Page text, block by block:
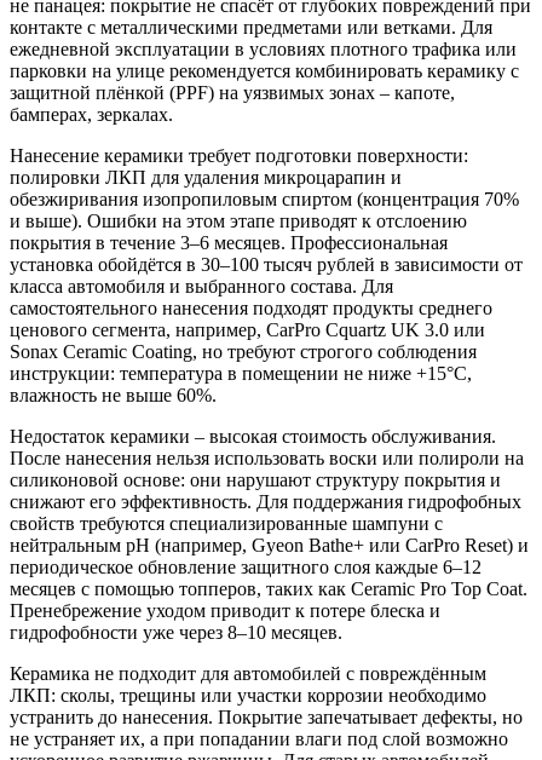
не панацея: покрытие не спасёт от глубоких повреждений при
контакте с металлическими предметами или ветками. Для
ежедневной эксплуатации в условиях плотного трафика или
парковки на улице рекомендуется комбинировать керамику с
защитной плёнкой (PPF) на уязвимых зонах – капоте,
бамперах, зеркалах.
Нанесение керамики требует подготовки поверхности:
полировки ЛКП для удаления микроцарапин и
обезжиривания изопропиловым спиртом (концентрация 70%
и выше). Ошибки на этом этапе приводят к отслоению
покрытия в течение 3–6 месяцев. Профессиональная
установка обойдётся в 30–100 тысяч рублей в зависимости от
класса автомобиля и выбранного состава. Для
самостоятельного нанесения подходят продукты среднего
ценового сегмента, например, CarPro Cquartz UK 3.0 или
Sonax Ceramic Coating, но требуют строгого соблюдения
инструкции: температура в помещении не ниже +15°C,
влажность не выше 60%.
Недостаток керамики – высокая стоимость обслуживания.
После нанесения нельзя использовать воски или полироли на
силиконовой основе: они нарушают структуру покрытия и
снижают его эффективность. Для поддержания гидрофобных
свойств требуются специализированные шампуни с
нейтральным pH (например, Gyeon Bathe+ или CarPro Reset) и
периодическое обновление защитного слоя каждые 6–12
месяцев с помощью топперов, таких как Ceramic Pro Top Coat.
Пренебрежение уходом приводит к потере блеска и
гидрофобности уже через 8–10 месяцев.
Керамика не подходит для автомобилей с повреждённым
ЛКП: сколы, трещины или участки коррозии необходимо
устранить до нанесения. Покрытие запечатывает дефекты, но
не устраняет их, а при попадании влаги под слой возможно